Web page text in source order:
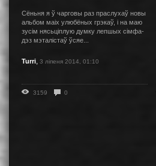
Сёньня я ў чарговы раз праслухаў новы
альбом маіх улюбёных грэкаў, і на маю
зусім нясьціплую думку лепшых сімфа-
дэз мэталістаў ўсяе...
Turri, 3 ліпеня 2014, 01:10
3159 0